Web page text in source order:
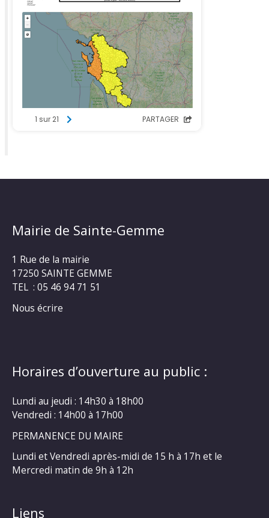
Mairie de Sainte-Gemme
1 Rue de la mairie
17250 SAINTE GEMME
TEL : 05 46 94 71 51
Nous écrire
Horaires d’ouverture au public :
Lundi au jeudi : 14h30 à 18h00
Vendredi : 14h00 à 17h00
PERMANENCE DU MAIRE
Lundi et Vendredi après-midi de 15 h à 17h et le
Mercredi matin de 9h à 12h
Liens